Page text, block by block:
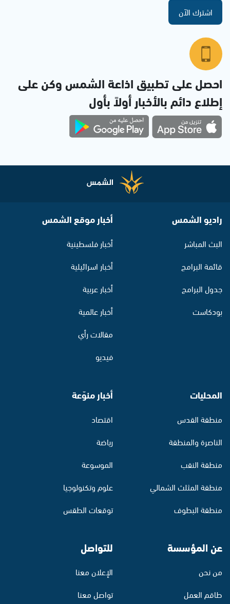
اشترك الآن
احصل على تطبيق اذاعة الشمس وكن على
إطلاع دائم بالأخبار أولاً بأول
راديو الشمس
البث المباشر
قائمة البرامج
جدول البرامج
بودكاست
أخبار موقع الشمس
أخبار فلسطينية
أخبار اسرائيلية
أخبار عربية
أخبار عالمية
مقالات رأي
فيديو
المحليات
منطقة القدس
الناصرة والمنطقة
منطقة النقب
منطقة المثلث الشمالي
منطقة البطوف
أخبار منوّعة
اقتصاد
رياضة
الموسوعة
علوم وتكنولوجيا
توقعات الطقس
عن المؤسسة
من نحن
طاقم العمل
للتواصل
الإعلان معنا
تواصل معنا